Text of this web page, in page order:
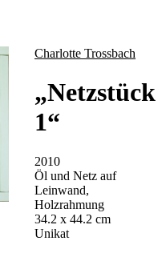
Charlotte Trossbach
„Netzstück
1“
2010
Öl und Netz auf
Leinwand,
Holzrahmung
34.2 x 44.2 cm
Unikat